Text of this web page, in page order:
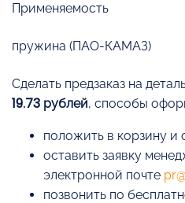
Применяемость
пружина (ПАО-КАМАЗ)
Cделать предзаказ на
19.73 рублей, способы
положить в корзину и
оставить заявку
электронной почте
позвонить по